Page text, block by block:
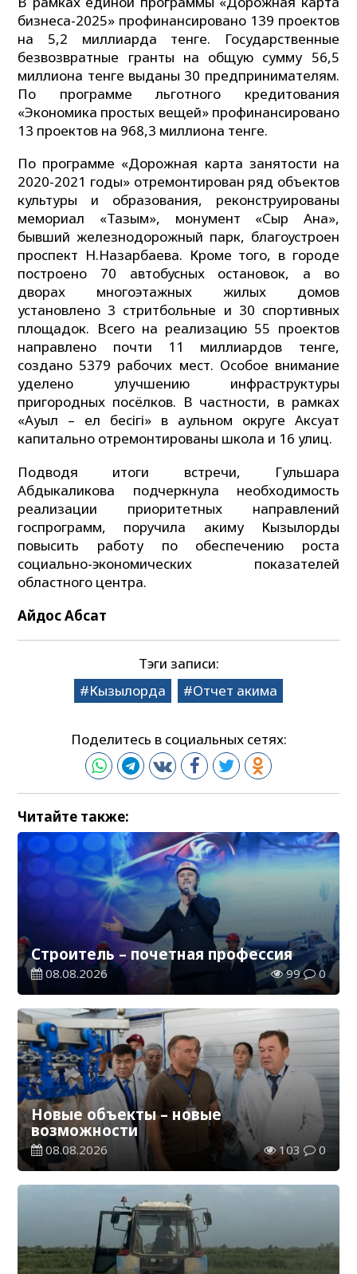
бизнеса-2025» профинансировано 139 проектов
на 5,2 миллиарда тенге. Государственные
безвозвратные гранты на общую сумму 56,5
миллиона тенге выданы 30 предпринимателям.
По программе льготного кредитования
«Экономика простых вещей» профинансировано
13 проектов на 968,3 миллиона тенге.
По программе «Дорожная карта занятости на
2020-2021 годы» отремонтирован ряд объектов
культуры и образования, реконструированы
мемориал «Тағзым», монумент «Сыр Ана»,
бывший железнодорожный парк, благоустроен
проспект Н.Назарбаева. Кроме того, в городе
построено 70 автобусных остановок, а во
дворах многоэтажных жилых домов
установлено 3 стритбольные и 30 спортивных
площадок. Всего на реализацию 55 проектов
направлено почти 11 миллиардов тенге,
создано 5379 рабочих мест. Особое внимание
уделено улучшению инфраструктуры
пригородных посёлков. В частности, в рамках
«Ауыл – ел бесігі» в аульном округе Аксуат
капитально отремонтированы школа и 16 улиц.
Подводя итоги встречи, Гульшара
Абдыкаликова подчеркнула необходимость
реализации приоритетных направлений
госпрограмм, поручила акиму Кызылорды
повысить работу по обеспечению роста
социально-экономических показателей
областного центра.
Айдос Абсат
Тэги записи:
Кызылорда
Отчет акима
Поделитесь в социальных сетях:
Читайте также:
Строитель – почетная профессия
08.08.2026 99 0
Новые объекты – новые
возможности
08.08.2026 103 0